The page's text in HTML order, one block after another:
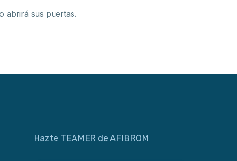
abrirá sus puertas.
Hazte TEAMER de AFIBROM